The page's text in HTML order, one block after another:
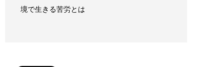
境で生きる苦労とは